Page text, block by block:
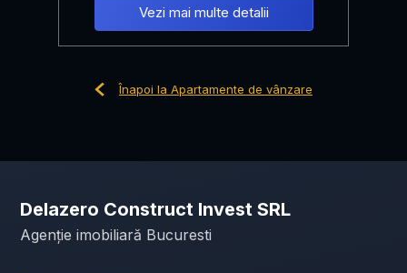
Vezi mai multe detalii
Înapoi la Apartamente de vânzare
Delazero Construct Invest SRL
Agenție imobiliară Bucuresti